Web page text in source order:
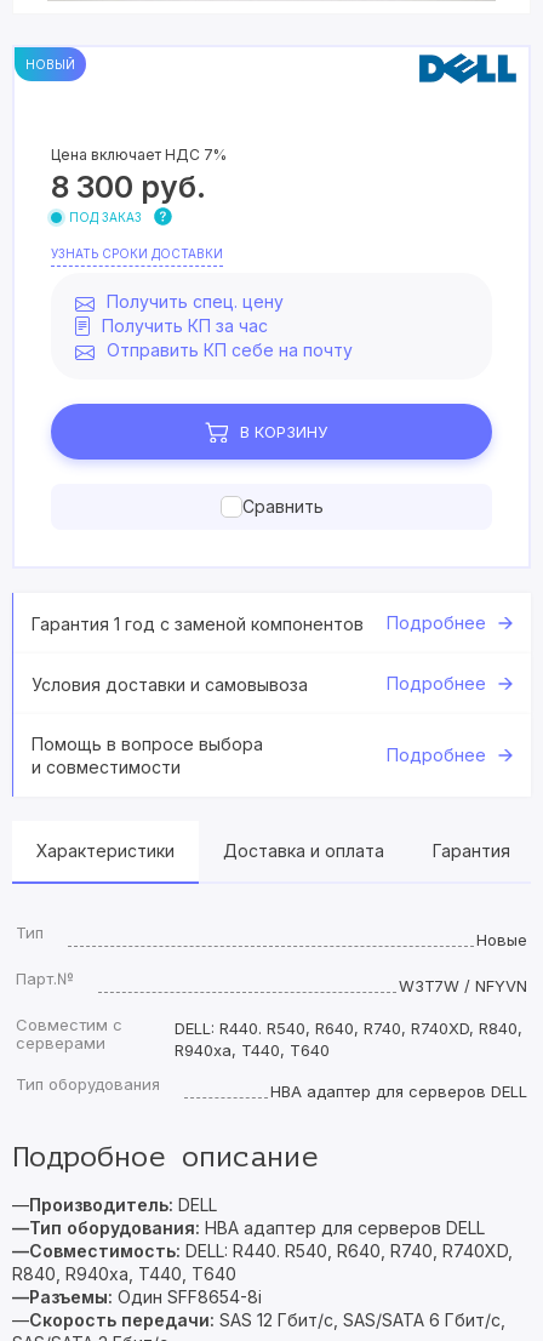
НОВЫЙ
Цена включает НДС 7%
8 300 руб.
ПОД ЗАКАЗ
УЗНАТЬ СРОКИ ДОСТАВКИ
Получить спец. цену
Получить КП за час
Отправить КП себе на почту
В КОРЗИНУ
Сравнить
Гарантия 1 год с заменой компонентов Подробнее
Условия доставки и самовывоза Подробнее
Помощь в вопросе выбора
и совместимости
Подробнее
Характеристики Доставка и оплата Гарантия
Тип
Новые
Парт.№
W3T7W / NFYVN
Совместим с
серверами
DELL: R440. R540, R640, R740, R740XD, R840,
R940xa, T440, T640
Тип оборудования
HBA адаптер для серверов DELL
Подробное описание
—Производитель: DELL
—Тип оборудования: HBA адаптер для серверов DELL
—Совместимость: DELL: R440. R540, R640, R740, R740XD,
R840, R940xa, T440, T640
—Разъемы: Один SFF8654-8i
—Скорость передачи: SAS 12 Гбит/с, SAS/SATA 6 Гбит/с,